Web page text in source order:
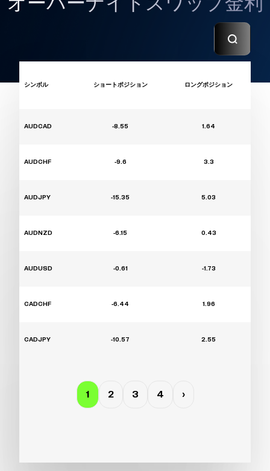
シンボル ショートポジション ロングポジション
AUDCAD -8.55 1.64
AUDCHF -9.6 3.3
AUDJPY -15.35 5.03
AUDNZD -6.15 0.43
AUDUSD -0.61 -1.73
CADCHF -6.44 1.96
CADJPY -10.57 2.55
1 2 3 4 ›